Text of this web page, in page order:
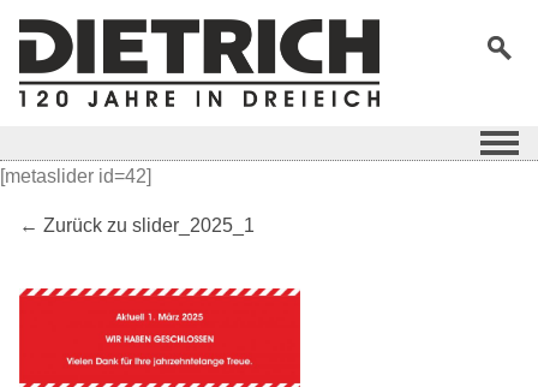
[metaslider id=42]
← Zurück zu slider_2025_1